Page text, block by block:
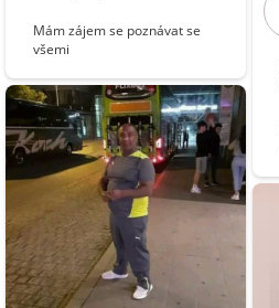
Mám zájem se poznávat se
všemi